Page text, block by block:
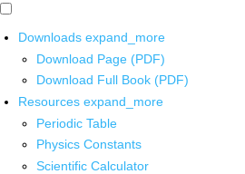
Downloads expand_more
Download Page (PDF)
Download Full Book (PDF)
Resources expand_more
Periodic Table
Physics Constants
Scientific Calculator